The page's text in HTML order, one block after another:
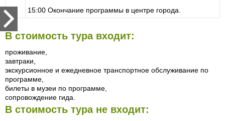
15:00 Окончание программы в центре города.
В стоимость тура входит:
проживание,
завтраки,
экскурсионное и ежедневное транспортное обслуживание по
программе,
билеты в музеи по программе,
сопровождение гида.
В стоимость тура не входит: